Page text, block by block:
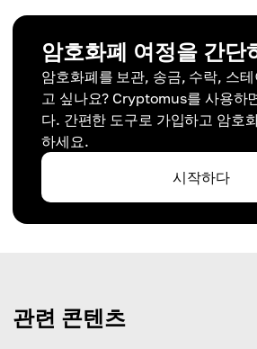
암호화폐 여정을 간단
암호화폐를 보관, 송금, 수락, 스
고 싶나요? Cryptomus를 사용하
다. 간편한 도구로 가입하고 암호
하세요.
시작하다
관련 콘텐츠